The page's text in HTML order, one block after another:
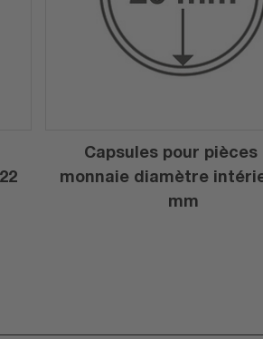
Capsules pour pièces
monnaie diamètre
mm